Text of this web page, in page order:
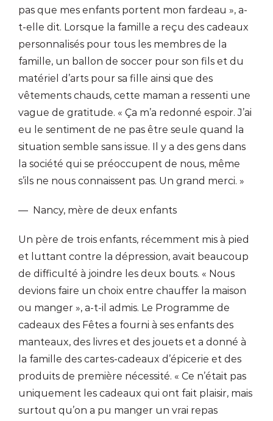
pas que mes enfants portent mon fardeau », a-
t-elle dit. Lorsque la famille a reçu des cadeaux
personnalisés pour tous les membres de la
famille, un ballon de soccer pour son fils et du
matériel d’arts pour sa fille ainsi que des
vêtements chauds, cette maman a ressenti une
vague de gratitude. « Ça m’a redonné espoir. J’ai
eu le sentiment de ne pas être seule quand la
situation semble sans issue. Il y a des gens dans
la société qui se préoccupent de nous, même
s’ils ne nous connaissent pas. Un grand merci. »
— Nancy, mère de deux enfants
Un père de trois enfants, récemment mis à pied
et luttant contre la dépression, avait beaucoup
de difficulté à joindre les deux bouts. « Nous
devions faire un choix entre chauffer la maison
ou manger », a-t-il admis. Le Programme de
cadeaux des Fêtes a fourni à ses enfants des
manteaux, des livres et des jouets et a donné à
la famille des cartes-cadeaux d’épicerie et des
produits de première nécessité. « Ce n’était pas
uniquement les cadeaux qui ont fait plaisir, mais
surtout qu’on a pu manger un vrai repas